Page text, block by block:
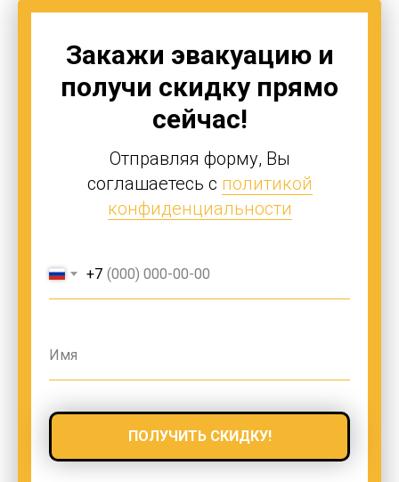
Закажи эвакуацию и
получи скидку прямо
сейчас!
Отправляя форму, Вы
соглашаетесь с политикой
конфиденциальности
+7
ПОЛУЧИТЬ СКИДКУ!